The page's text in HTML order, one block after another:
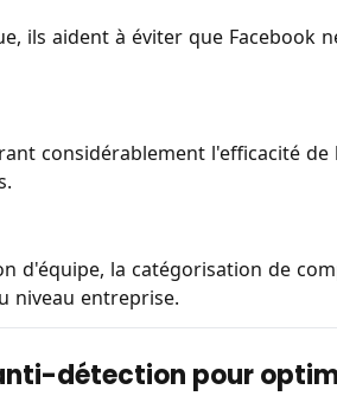
ils aident à éviter que Facebook
considérablement l'efficacité de
d'équipe, la catégorisation de
niveau entreprise.
détection pour